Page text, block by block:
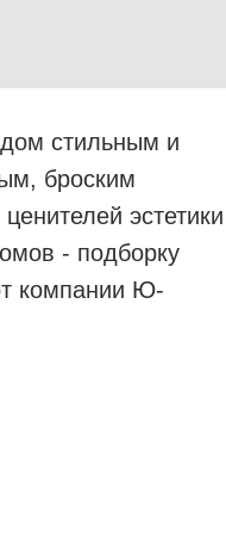
стильным и
броским
эстетики
- подборку
компании Ю-